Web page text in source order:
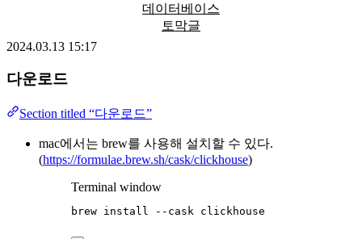
데이터베이스
토막글
2024.03.13 15:17
다운로드
Section titled “다운로드”
mac에서는 brew를 사용해 설치할 수 있다.
(https://formulae.brew.sh/cask/clickhouse)
Terminal window
brew install --cask clickhouse